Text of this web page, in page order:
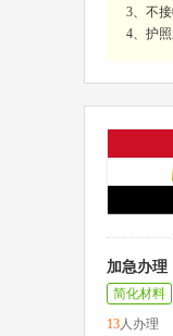
3、不
4、护
加急办理
简化材料
13人办理